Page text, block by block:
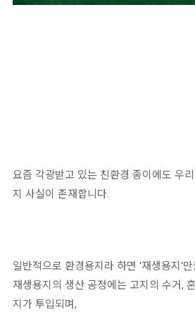
요즘 각광받고 있는 친환경 종이에도 우
지 사실이 존재합니다.
일반적으로 환경용지라 하면 '재생용지'
재생용지의 생산 공정에는 고지의 수거,
지가 투입되며,